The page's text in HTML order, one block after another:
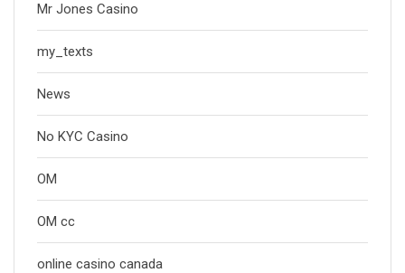
Mr Jones Casino
my_texts
News
No KYC Casino
OM
OM cc
online casino canada